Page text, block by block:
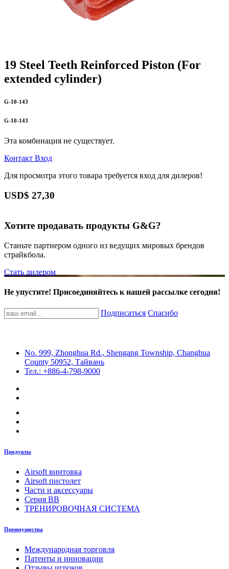
19 Steel Teeth Reinforced Piston (For
extended cylinder)
G-10-143
G-10-143
Эта комбинация не существует.
Контакт Вход
Для просмотра этого товара требуется вход для дилеров!
USD$ 27,30
Хотите продавать продукты G&G?
Станьте партнером одного из ведущих мировых брендов
страйкбола.
Стать дилером
Не упустите! Присоединяйтесь к нашей рассылке сегодня!
Подписаться Спасибо
No. 999, Zhonghua Rd., Shengang Township, Changhua
County 50952, Тайвань
Тел.: +886-4-798-9000
Продукты
Airsoft винтовка
Airsoft пистолет
Части и аксессуары
Серия BB
ТРЕНИРОВОЧНАЯ СИСТЕМА
Преимущества
Международная торговля
Патенты и инновации